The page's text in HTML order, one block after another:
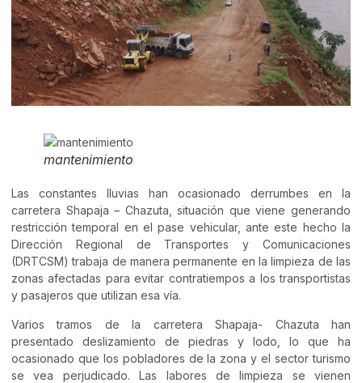
mantenimiento
Las constantes lluvias han ocasionado derrumbes en la
carretera Shapaja – Chazuta, situación que viene generando
restricción temporal en el pase vehicular, ante este hecho la
Dirección Regional de Transportes y Comunicaciones
(DRTCSM) trabaja de manera permanente en la limpieza de las
zonas afectadas para evitar contratiempos a los transportistas
y pasajeros que utilizan esa vía.
Varios tramos de la carretera Shapaja- Chazuta han
presentado deslizamiento de piedras y lodo, lo que ha
ocasionado que los pobladores de la zona y el sector turismo
se vea perjudicado. Las labores de limpieza se vienen